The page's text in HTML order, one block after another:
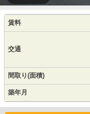
賃料
交通
間取り(面積)
築年月